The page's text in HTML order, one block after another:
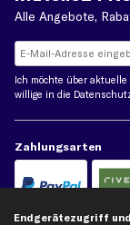
Alle Angebote,
Ich möchte über
willige in die
Zahlungsarten
Endgerätezugriff